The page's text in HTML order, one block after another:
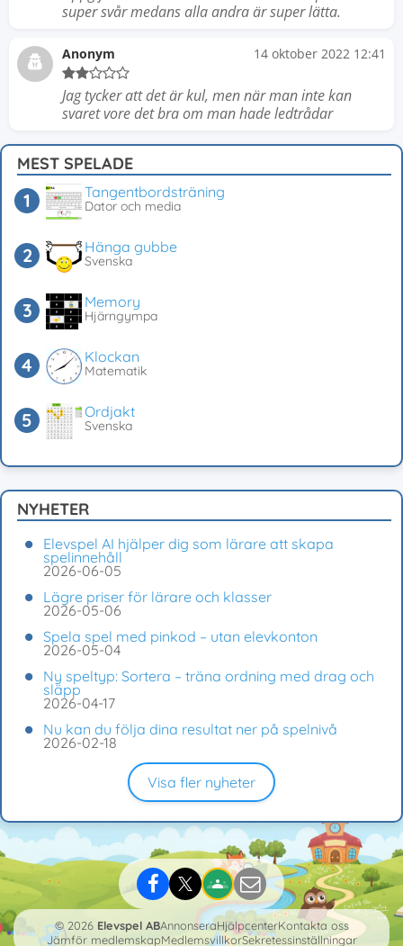
super svår medans alla andra är super lätta.
Anonym 14 oktober 2022 12:41
Jag tycker att det är kul, men när man inte kan
svaret vore det bra om man hade ledtrådar
MEST SPELADE
Tangentbordsträning
Dator och media
Hänga gubbe
Svenska
Memory
Hjärngympa
Klockan
Matematik
Ordjakt
Svenska
NYHETER
Elevspel AI hjälper dig som lärare att skapa
spelinnehåll
2026-06-05
Lägre priser för lärare och klasser
2026-05-06
Spela spel med pinkod – utan elevkonton
2026-05-04
Ny speltyp: Sortera – träna ordning med drag och
släpp
2026-04-17
Nu kan du följa dina resultat ner på spelnivå
2026-02-18
Visa fler nyheter
© 2026 Elevspel ABAnnonseraHjälpcenterKontakta oss
Jämför medlemskapMedlemsvillkorSekretessinställningar